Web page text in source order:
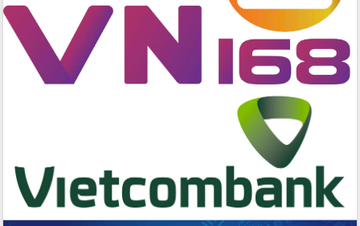
Đắk Lắk nâng cao hiệu quả công tác
Đảng từ Sổ tay đảng viên điện tử
Đắk Lắk đẩy mạnh nuôi biển công
nghệ, hướng tới phát triển thủy sản
bền vững
Quyền của người tiêu dùng Việt Nam
2026
Đẩy mạnh cải cách hành chính, quyết
tâm đạt được mục tiêu tăng trưởng